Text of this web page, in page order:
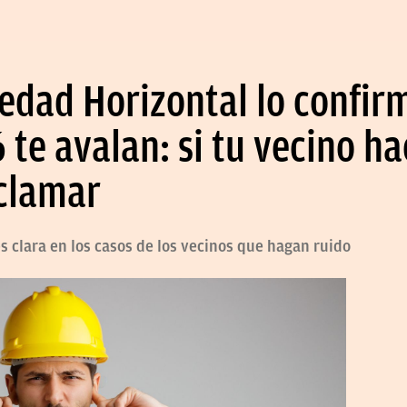
Horizontal lo
te avalan: si tu vecino
clara en los casos de los vecinos que hagan ruido